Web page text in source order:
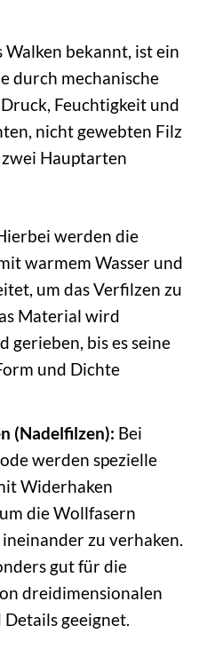
Walken bekannt, ist ein
durch mechanische
Feuchtigkeit und
nicht gewebten Filz
Hauptarten
werden die
warmem Wasser und
um das Verfilzen zu
Material wird
gerieben, bis es seine
und Dichte
(Nadelfilzen): Bei
werden spezielle
Widerhaken
die Wollfasern
zu verhaken.
gut für die
dreidimensionalen
geeignet.